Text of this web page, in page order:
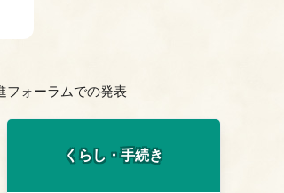
ォーラムでの発表
くらし・手続き